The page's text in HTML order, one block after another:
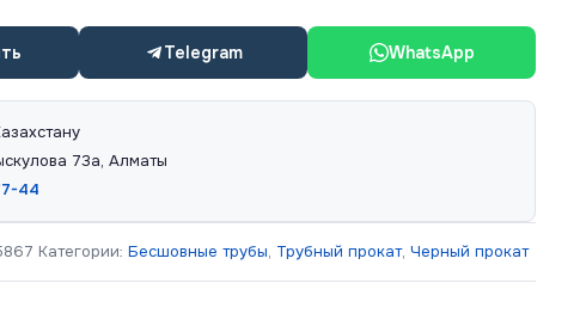
Telegram WhatsApp
73а, Алматы
44
Категории:Бесшовные трубы, Трубный прокат,Черный прокат